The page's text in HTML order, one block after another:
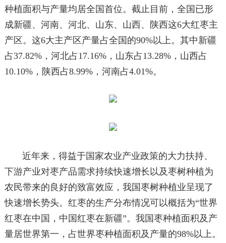
种植面积与产量均居全国首位。截止目前，全国已形
成新疆、河南、河北、山东、山西、陕西这6大红枣主
产区。这6大主产区产量占全国的90%以上。其中新疆
占37.82%，河北占17.16%，山东占13.28%，山西占
10.10%，陕西占8.99%，河南占4.01%。
近年来，得益于国家农业产业政策的大力扶持、
下游产业对枣产品需求持续快速增长以及枣树种植为
农民带来的良好的致富效应，我国枣树种植业呈现了
快速增长势头。红枣的生产分布情况可以概括为“世界
红枣在中国，中国红枣在新疆”。我国枣种植面积及产
量居世界第一，占世界枣种植面积及产量的98%以上。